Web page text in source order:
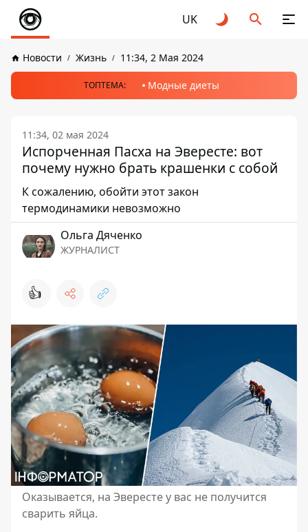
UK
Новости Жизнь 11:34, 2 Мая 2024
ТОПТЕМА: Модные диеты
11:34, 02 мая 2024
Испорченная Пасха на Эвересте: вот
почему нужно брать крашенки с собой
К сожалению, обойти этот закон
термодинамики невозможно
Ольга Дяченко
ЖУРНАЛИСТ
👍
Оказывается, на Эвересте у вас не получится
сварить яйца.